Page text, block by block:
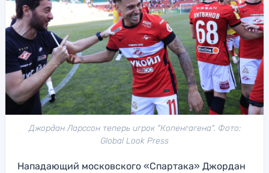
Джордан Ларссон теперь игрок "Копенгагена". Фото:
Global Look Press
Нападающий московского «Спартака» Джордан